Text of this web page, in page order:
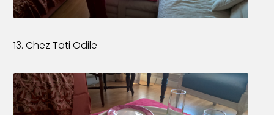
13. Chez Tati Odile